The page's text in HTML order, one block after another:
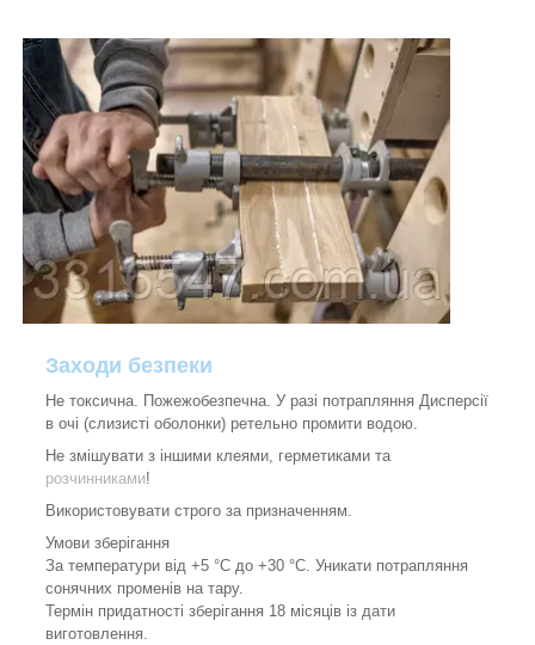
Заходи безпеки
Не токсична. Пожежобезпечна. У разі потрапляння Дисперсії
в очі (слизисті оболонки) ретельно промити водою.
Не змішувати з іншими клеями, герметиками та
розчинниками!
Використовувати строго за призначенням.
Умови зберігання
За температури від +5 °C до +30 °C. Уникати потрапляння
сонячних променів на тару.
Термін придатності зберігання 18 місяців із дати
виготовлення.